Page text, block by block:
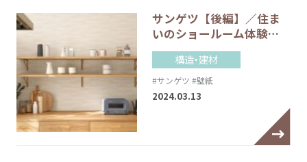
サンゲツ【後編】／住ま
いのショールーム体験…
構造・建材
#サンゲツ #壁紙
2024.03.13